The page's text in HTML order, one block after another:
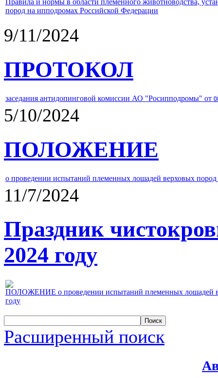
Правила и нормы в области племенного животноводства,
пород на ипподромах Российской Федерации
9/11/2024
ПРОТОКОЛ
заседания антидопинговой комиссии АО "Росипподромы" от
5/10/2024
ПОЛОЖЕНИЕ
о проведении испытаний племенных лошадей верховых
11/7/2024
Праздник
2024 году
ПОЛОЖЕНИЕ о проведении испытаний племенных лошадей
году
Расширенный поиск